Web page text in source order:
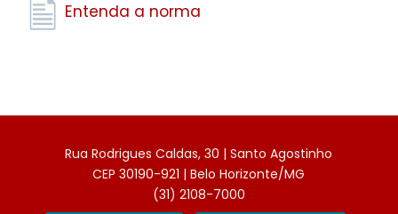
Entenda a norma
Rua Rodrigues Caldas, 30 | Santo Agostinho
CEP 30190-921 | Belo Horizonte/MG
(31) 2108-7000